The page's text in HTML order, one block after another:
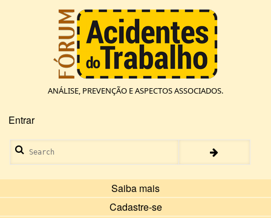
ANÁLISE, PREVENÇÃO E ASPECTOS ASSOCIADOS.
Menu
de
conta
de
usuário
Entrar
Search
Saiba mais
Cadastre-se